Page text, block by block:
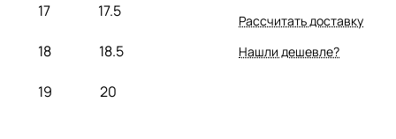
17 17.5
18 18.5
19 20
Рассчитать доставку
Нашли дешевле?